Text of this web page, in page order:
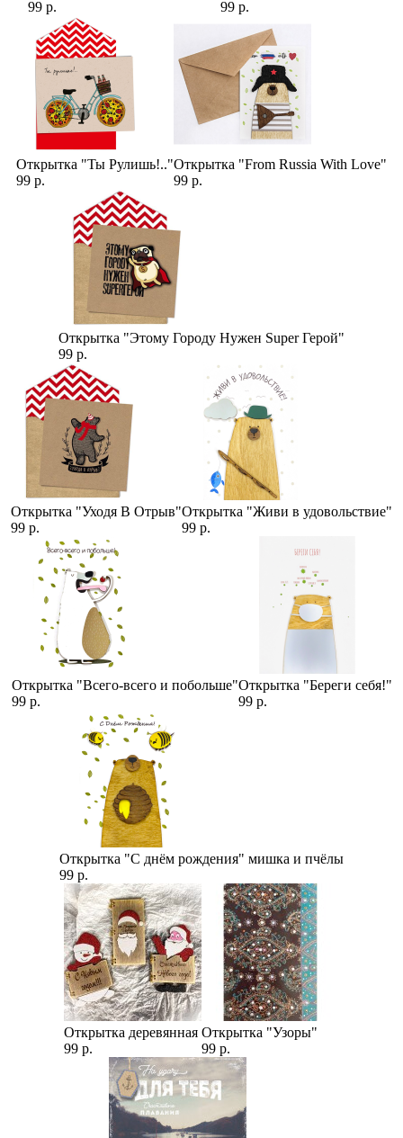
99 р. 99 р.
Открытка "Ты Рулишь!.."
99 р.
Открытка "From Russia With Love"
99 р.
Открытка "Этому Городу Нужен Super Герой"
99 р.
Открытка "Уходя В Отрыв"
99 р.
Открытка "Живи в удовольствие"
99 р.
Открытка "Всего-всего и побольше"
99 р.
Открытка "Береги себя!"
99 р.
Открытка "С днём рождения" мишка и пчёлы
99 р.
Открытка деревянная
99 р.
Открытка "Узоры"
99 р.